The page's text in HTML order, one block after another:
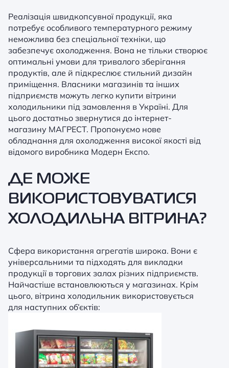
Реалізація швидкопсувної продукції, яка
потребує особливого температурного режиму
неможлива без спеціальної техніки, що
забезпечує охолодження. Вона не тільки створює
оптимальні умови для тривалого зберігання
продуктів, але й підкреслює стильний дизайн
приміщення. Власники магазинів та інших
підприємств можуть легко купити вітрини
холодильники під замовлення в Україні. Для
цього достатньо звернутися до інтернет-
магазину МАГРЕСТ. Пропонуємо нове
обладнання для охолодження високої якості від
відомого виробника Модерн Експо.
ДЕ МОЖЕ
ВИКОРИСТОВУВАТИСЯ
ХОЛОДИЛЬНА ВІТРИНА?
Сфера використання агрегатів широка. Вони є
універсальними та підходять для викладки
продукції в торгових залах різних підприємств.
Найчастіше встановлюються у магазинах. Крім
цього, вітрина холодильник використовується
для наступних об’єктів: